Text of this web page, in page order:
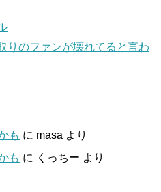
りのファンが壊れてると言わ
も に masa より
も に くっちー より